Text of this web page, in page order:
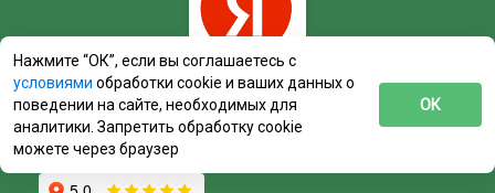
Нажмите “ОК”, если вы соглашаетесь с
условиями обработки cookie и ваших данных о
поведении на сайте, необходимых для
аналитики. Запретить обработку cookie
можете через браузер
ОК